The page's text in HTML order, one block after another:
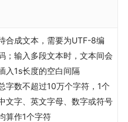
合成文本，需要为UTF-8编
；输入多段文本时，文本间会
入1s长度的空白间隔
字数不超过10万个字符，1个
文字、英文字母、数字或符号
算作1个字符